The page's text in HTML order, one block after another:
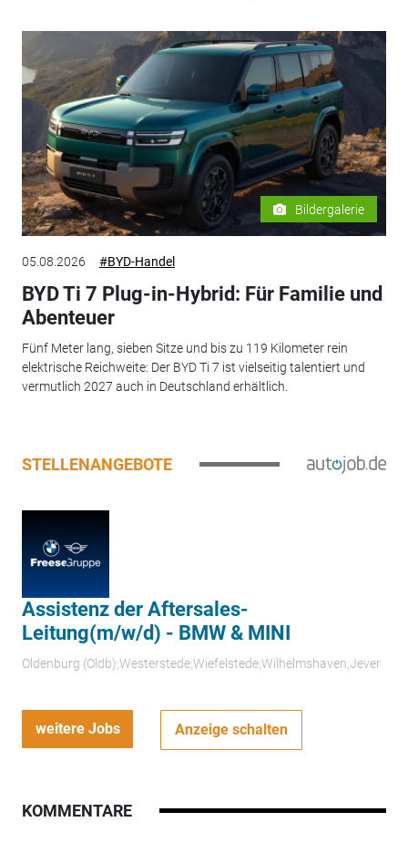
Bildergalerie
05.08.2026 #BYD-Handel
BYD Ti 7 Plug-in-Hybrid: Für Familie und
Abenteuer
Fünf Meter lang, sieben Sitze und bis zu 119 Kilometer rein
elektrische Reichweite: Der BYD Ti 7 ist vielseitig talentiert und
vermutlich 2027 auch in Deutschland erhältlich.
STELLENANGEBOTE
Assistenz der Aftersales-
Leitung(m/w/d) - BMW & MINI
Oldenburg (Oldb);Westerstede;Wiefelstede;Wilhelmshaven;Jever
weitere Jobs Anzeige schalten
KOMMENTARE